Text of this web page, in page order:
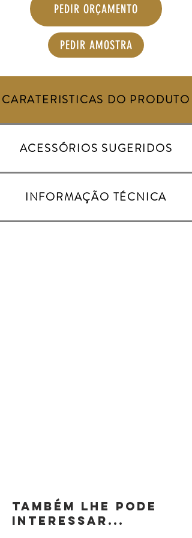
PEDIR ORÇAMENTO
PEDIR AMOSTRA
CARATERISTICAS DO PRODUTO
ACESSÓRIOS SUGERIDOS
INFORMAÇÃO TÉCNICA
TAMBÉM LHE PODE
INTERESSAR...